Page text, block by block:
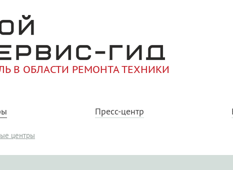
В ОБЛАСТИ РЕМОНТА ТЕХНИКИ
Пресс-центр
центры